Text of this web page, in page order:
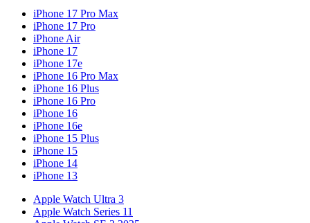
iPhone 17 Pro Max
iPhone 17 Pro
iPhone Air
iPhone 17
iPhone 17e
iPhone 16 Pro Max
iPhone 16 Plus
iPhone 16 Pro
iPhone 16
iPhone 16e
iPhone 15 Plus
iPhone 15
iPhone 14
iPhone 13
Apple Watch Ultra 3
Apple Watch Series 11